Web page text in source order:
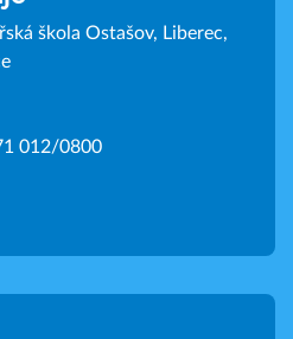
škola Ostašov, Liberec,
012/0800